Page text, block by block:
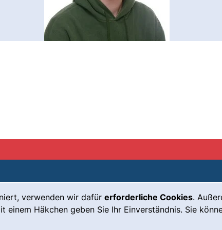
verwenden wir dafür erforderliche Cookies.
einem Häkchen geben Sie Ihr Einverständnis. Sie
Leichte Sprache
Gebärdensprache
Impressum